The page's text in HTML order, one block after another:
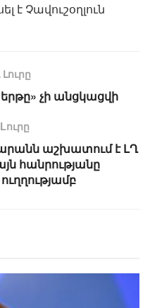
է Չավուշօղլուն
չի անցկացվի
աշխատում է ԼՂ
հանրությանը